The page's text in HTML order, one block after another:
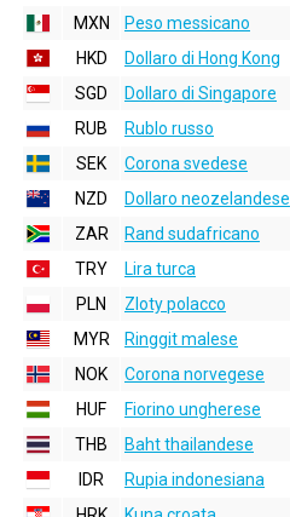
MXN
Peso messicano
HKD
Dollaro di Hong Kong
SGD
Dollaro di Singapore
RUB
Rublo russo
SEK
Corona svedese
NZD
Dollaro neozelandese
ZAR
Rand sudafricano
TRY
Lira turca
PLN
Zloty polacco
MYR
Ringgit malese
NOK
Corona norvegese
HUF
Fiorino ungherese
THB
Baht thailandese
IDR
Rupia indonesiana